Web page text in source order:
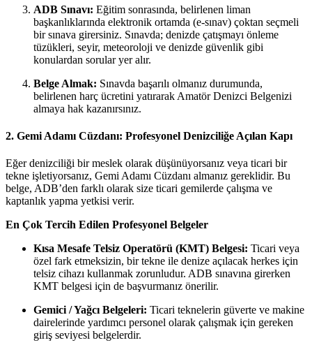
ADB Sınavı: Eğitim sonrasında, belirlenen liman
başkanlıklarında elektronik ortamda (e-sınav) çoktan seçmeli
bir sınava girersiniz. Sınavda; denizde çatışmayı önleme
tüzükleri, seyir, meteoroloji ve denizde güvenlik gibi
konulardan sorular yer alır.
Belge Almak: Sınavda başarılı olmanız durumunda,
belirlenen harç ücretini yatırarak Amatör Denizci Belgenizi
almaya hak kazanırsınız.
2. Gemi Adamı Cüzdanı: Profesyonel Denizciliğe Açılan Kapı
Eğer denizciliği bir meslek olarak düşünüyorsanız veya ticari bir
tekne işletiyorsanız, Gemi Adamı Cüzdanı almanız gereklidir. Bu
belge, ADB’den farklı olarak size ticari gemilerde çalışma ve
kaptanlık yapma yetkisi verir.
En Çok Tercih Edilen Profesyonel Belgeler
Kısa Mesafe Telsiz Operatörü (KMT) Belgesi: Ticari veya
özel fark etmeksizin, bir tekne ile denize açılacak herkes için
telsiz cihazı kullanmak zorunludur. ADB sınavına girerken
KMT belgesi için de başvurmanız önerilir.
Gemici / Yağcı Belgeleri: Ticari teknelerin güverte ve makine
dairelerinde yardımcı personel olarak çalışmak için gereken
giriş seviyesi belgelerdir.